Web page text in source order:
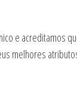
e acreditamos
melhores